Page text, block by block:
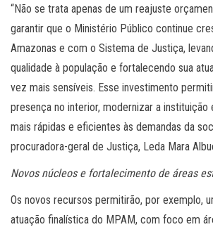
“Não se trata apenas de um reajuste
garantir que o Ministério Público continue
Amazonas e com o Sistema de Justiça,
qualidade à população e fortalecendo sua
vez mais sensíveis. Esse investimento
presença no interior, modernizar a
mais rápidas e eficientes às demandas da
procuradora-geral de Justiça, Leda Mara
Novos núcleos e fortalecimento de áreas
Os novos recursos permitirão, por exemplo,
atuação finalística do MPAM, com foco em